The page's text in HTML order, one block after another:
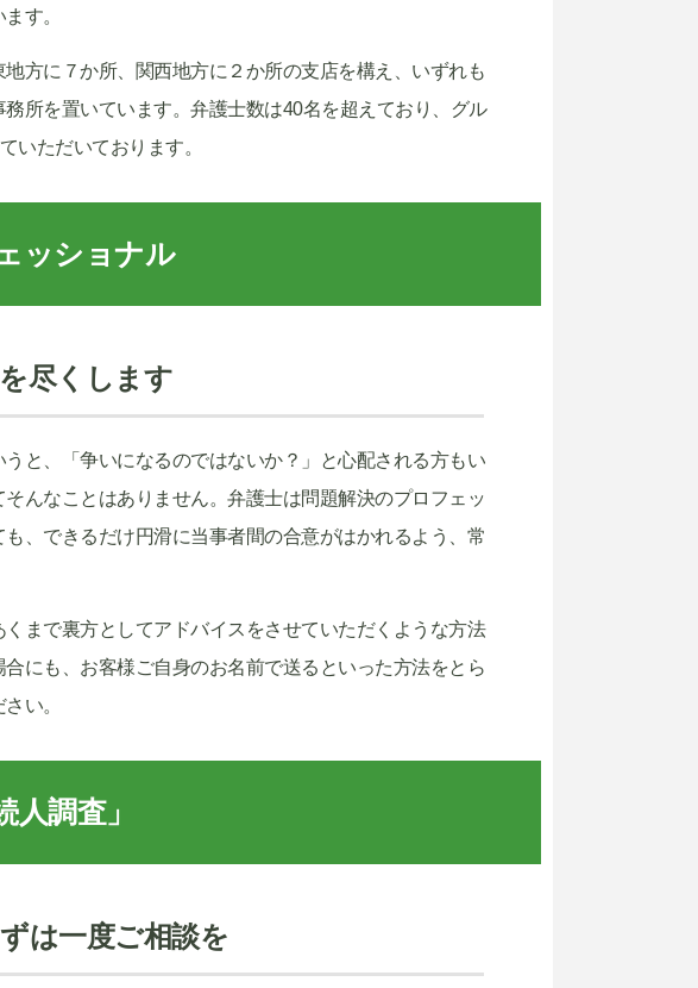
す。
方に７か所、関西地方に２か所の支店を構え、いずれも
所を置いています。弁護士数は40名を超えており、グル
いただいております。
ッショナル
尽くします
と、「争いになるのではないか？」と心配される方もい
んなことはありません。弁護士は問題解決のプロフェッ
、できるだけ円滑に当事者間の合意がはかれるよう、常
まで裏方としてアドバイスをさせていただくような方法
にも、お客様ご自身のお名前で送るといった方法をとら
い。
調査」
は一度ご相談を